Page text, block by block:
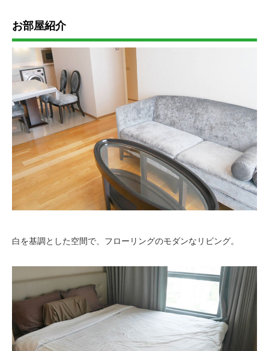
お部屋紹介
白を基調とした空間で、フローリングのモダンなリビング。